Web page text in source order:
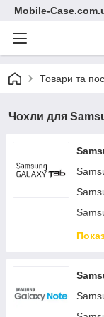
Mobile-
Товари та
Чохли для